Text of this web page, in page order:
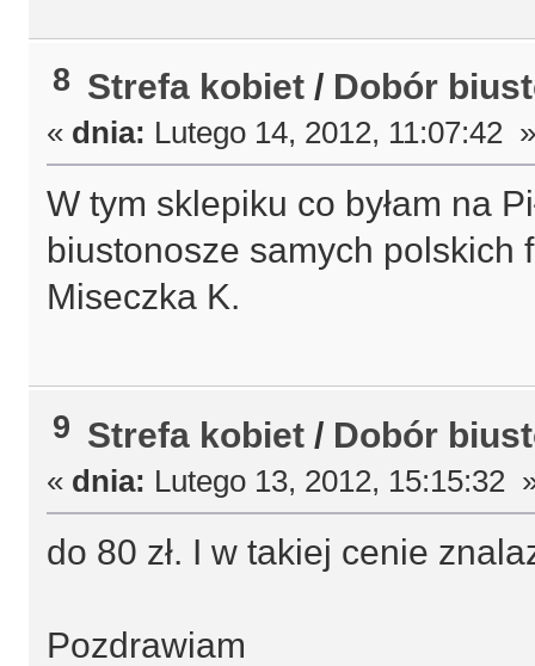
8 Strefa kobiet / Dobór
« dnia: Lutego 14, 2012, 11:07:42 »
W tym sklepiku co byłam na
biustonosze samych polskich
Miseczka K.
9 Strefa kobiet / Dobór
« dnia: Lutego 13, 2012, 15:15:32
do 80 zł. I w takiej cenie
Pozdrawiam